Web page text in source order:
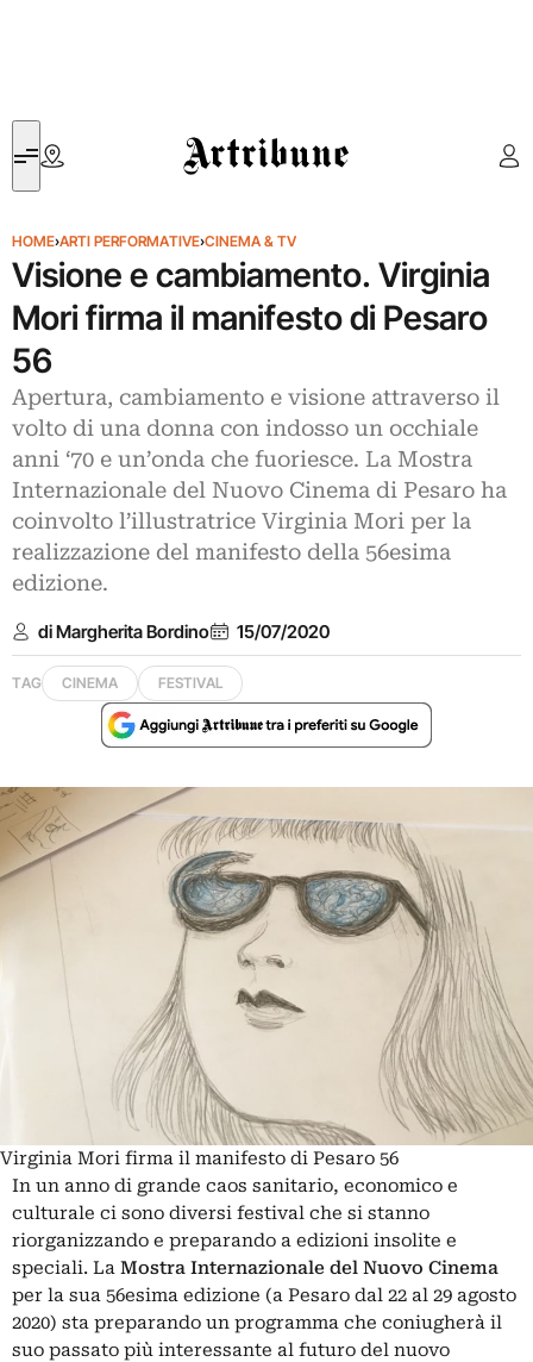
Artribune
HOME›ARTI PERFORMATIVE›CINEMA & TV
Visione e cambiamento. Virginia
Mori firma il manifesto di Pesaro
56
Apertura, cambiamento e visione attraverso il
volto di una donna con indosso un occhiale
anni ‘70 e un’onda che fuoriesce. La Mostra
Internazionale del Nuovo Cinema di Pesaro ha
coinvolto l’illustratrice Virginia Mori per la
realizzazione del manifesto della 56esima
edizione.
di Margherita Bordino 15/07/2020
TAG CINEMA FESTIVAL
Virginia Mori firma il manifesto di Pesaro 56
In un anno di grande caos sanitario, economico e
culturale ci sono diversi festival che si stanno
riorganizzando e preparando a edizioni insolite e
speciali. La Mostra Internazionale del Nuovo Cinema
per la sua 56esima edizione (a Pesaro dal 22 al 29 agosto
2020) sta preparando un programma che coniugherà il
suo passato più interessante al futuro del nuovo